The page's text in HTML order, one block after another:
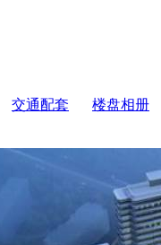
交通配套
楼盘相册